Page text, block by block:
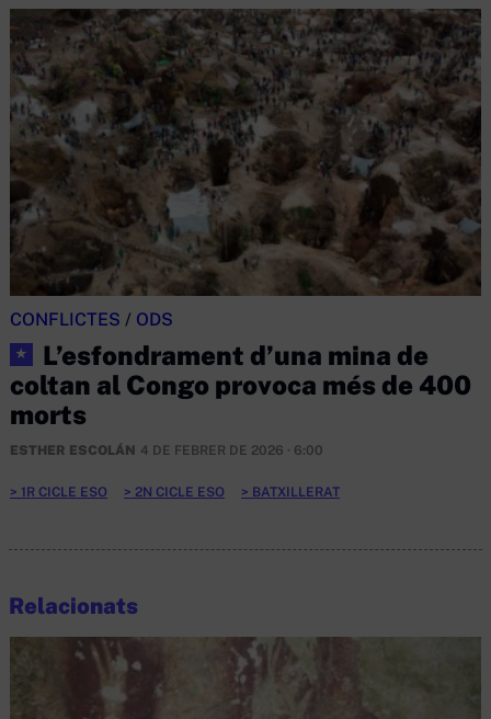
CONFLICTES / ODS
★
L’esfondrament d’una mina de
coltan al Congo provoca més de 400
morts
ESTHER ESCOLÁN 4 DE FEBRER DE 2026 · 6:00
1R CICLE ESO 2N CICLE ESO BATXILLERAT
Relacionats